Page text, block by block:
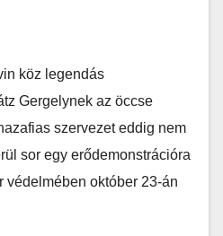
köz legendás
Gergelynek az öccse
szervezet eddig nem
sor egy erődemonstrációra
védelmében október 23-án